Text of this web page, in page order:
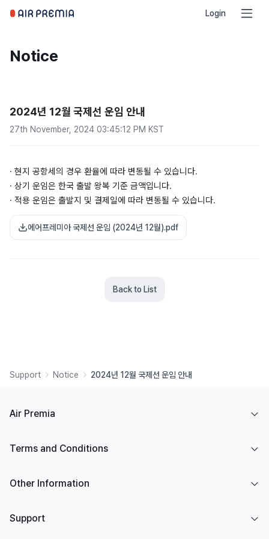
Login
Notice
2024년 12월 국제선 운임 안내
27th November, 2024 03:45:12 PM KST
· 현지 공항세의 경우 환율에 따라 변동될 수 있습니다.
· 상기 운임은 한국 출발 왕복 기준 금액입니다.
· 적용 운임은 출발지 및 결제일에 따라 변동될 수 있습니다.
에어프레미아 국제선 운임 (2024년 12월).pdf
Back to List
Support Notice 2024년 12월 국제선 운임 안내
Air Premia
Terms and Conditions
Other Information
Support